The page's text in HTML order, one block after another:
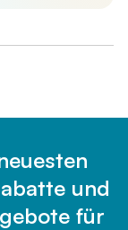
und
für